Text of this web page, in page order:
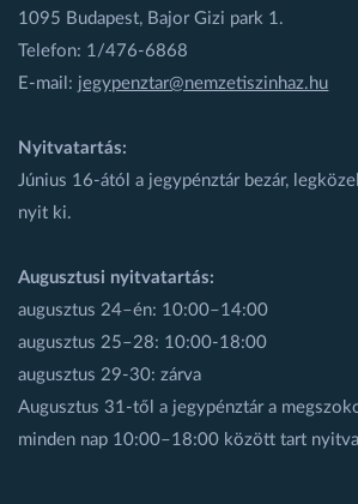
1095 Budapest, Bajor Gizi park 1.
Telefon: 1/476-6868
E-mail: jegypenztar@nemzetiszinhaz.hu
Nyitvatartás:
Június 16-ától a jegypénztár bezár,
nyit ki.
Augusztusi nyitvatartás:
augusztus 24–én: 10:00–14:00
augusztus 25–28: 10:00-18:00
augusztus 29-30: zárva
Augusztus 31-től a jegypénztár a
minden nap 10:00–18:00 között tart